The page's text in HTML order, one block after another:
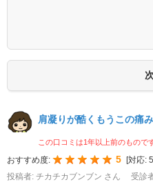
肩凝りが酷くもうこの痛
この口コミは1年以上前のもので
おすすめ度: 5 [対応: 5
投稿者: チカチカブンブン さん
受診